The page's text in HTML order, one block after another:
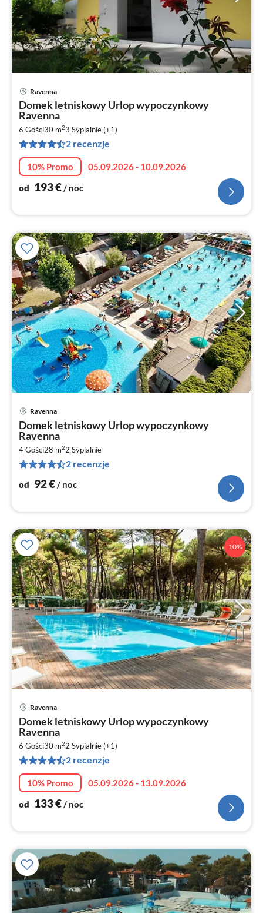
Ravenna
Domek letniskowy Urlop wypoczynkowy
Ravenna
6 Gości30 m23 Sypialnie (+1)
2 recenzje
10% Promo
05.09.2026 - 10.09.2026
od 193€/ noc
Ravenna
Domek letniskowy Urlop wypoczynkowy
Ravenna
4 Gości28 m22 Sypialnie
2 recenzje
od 92€/ noc
10%
Ravenna
Domek letniskowy Urlop wypoczynkowy
Ravenna
6 Gości30 m22 Sypialnie (+1)
2 recenzje
10% Promo
05.09.2026 - 13.09.2026
od 133€/ noc